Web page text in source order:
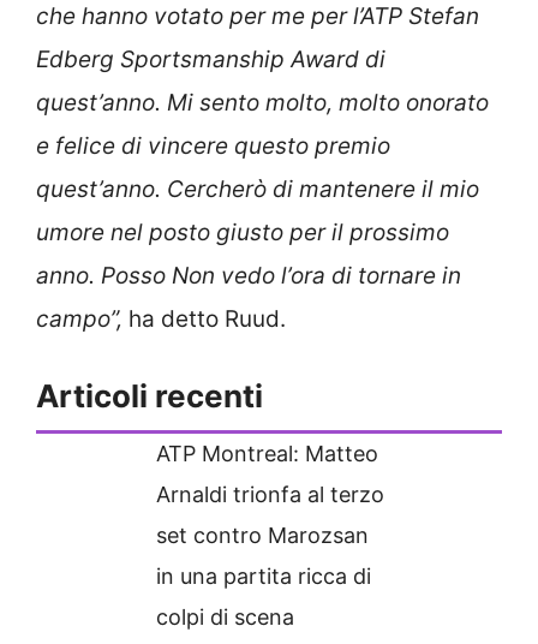
che hanno votato per me per l’ATP Stefan
Edberg Sportsmanship Award di
quest’anno. Mi sento molto, molto onorato
e felice di vincere questo premio
quest’anno. Cercherò di mantenere il mio
umore nel posto giusto per il prossimo
anno. Posso Non vedo l’ora di tornare in
campo”, ha detto Ruud.
Articoli recenti
ATP Montreal: Matteo
Arnaldi trionfa al terzo
set contro Marozsan
in una partita ricca di
colpi di scena